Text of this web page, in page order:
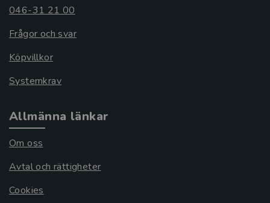
046-31 21 00
Frågor och svar
Köpvillkor
Systemkrav
Allmänna länkar
Om oss
Avtal och rättigheter
Cookies